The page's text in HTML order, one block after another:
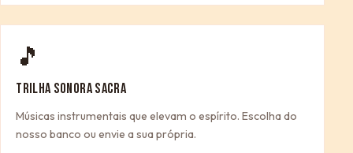
🎵
TRILHA SONORA SACRA
Músicas instrumentais que elevam o espírito. Escolha do
nosso banco ou envie a sua própria.